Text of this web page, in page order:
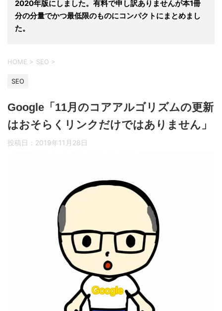
2020年版にしました。有料で申し訳ありませんが本1冊
分の分量でかつ最低限のものにコンパクトにまとめまし
た。
HOME > SEO >
SEO
Google「11月のコアアルゴリズムの更新
はおそらくリンクだけではありません」
投稿日： 2019年11月28日